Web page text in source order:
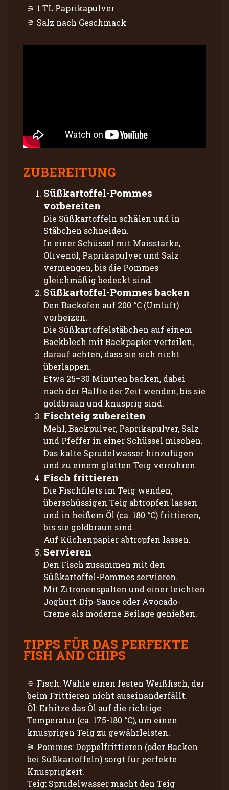
1 TL Paprikapulver
Salz nach Geschmack
ZUBEREITUNG
Süßkartoffel-Pommes
vorbereiten
Die Süßkartoffeln schälen und in
Stäbchen schneiden.
In einer Schüssel mit Maisstärke,
Olivenöl, Paprikapulver und Salz
vermengen, bis die Pommes
gleichmäßig bedeckt sind.
Süßkartoffel-Pommes backen
Den Backofen auf 200 °C (Umluft)
vorheizen.
Die Süßkartoffelstäbchen auf einem
Backblech mit Backpapier verteilen,
darauf achten, dass sie sich nicht
überlappen.
Etwa 25–30 Minuten backen, dabei
nach der Hälfte der Zeit wenden, bis sie
goldbraun und knusprig sind.
Fischteig zubereiten
Mehl, Backpulver, Paprikapulver, Salz
und Pfeffer in einer Schüssel mischen.
Das kalte Sprudelwasser hinzufügen
und zu einem glatten Teig verrühren.
Fisch frittieren
Die Fischfilets im Teig wenden,
überschüssigen Teig abtropfen lassen
und in heißem Öl (ca. 180 °C) frittieren,
bis sie goldbraun sind.
Auf Küchenpapier abtropfen lassen.
Servieren
Den Fisch zusammen mit den
Süßkartoffel-Pommes servieren.
Mit Zitronenspalten und einer leichten
Joghurt-Dip-Sauce oder Avocado-
Creme als moderne Beilage genießen.
TIPPS FÜR DAS PERFEKTE
FISH AND CHIPS
Fisch: Wähle einen festen Weißfisch, der
beim Frittieren nicht auseinanderfällt.
Öl: Erhitze das Öl auf die richtige
Temperatur (ca. 175-180 °C), um einen
knusprigen Teig zu gewährleisten.
Pommes: Doppelfrittieren (oder Backen
bei Süßkartoffeln) sorgt für perfekte
Knusprigkeit.
Teig: Sprudelwasser macht den Teig